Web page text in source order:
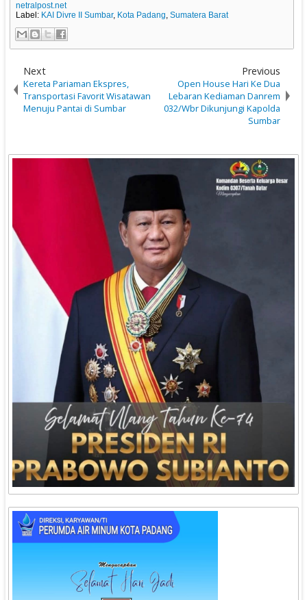
netralpost.net
Label: KAI Divre II Sumbar, Kota Padang,Sumatera Barat
Next
Kereta Pariaman Ekspres,
Transportasi Favorit Wisatawan
Menuju Pantai di Sumbar
Previous
Open House Hari Ke Dua
Lebaran Kediaman Danrem
032/Wbr Dikunjungi Kapolda
Sumbar